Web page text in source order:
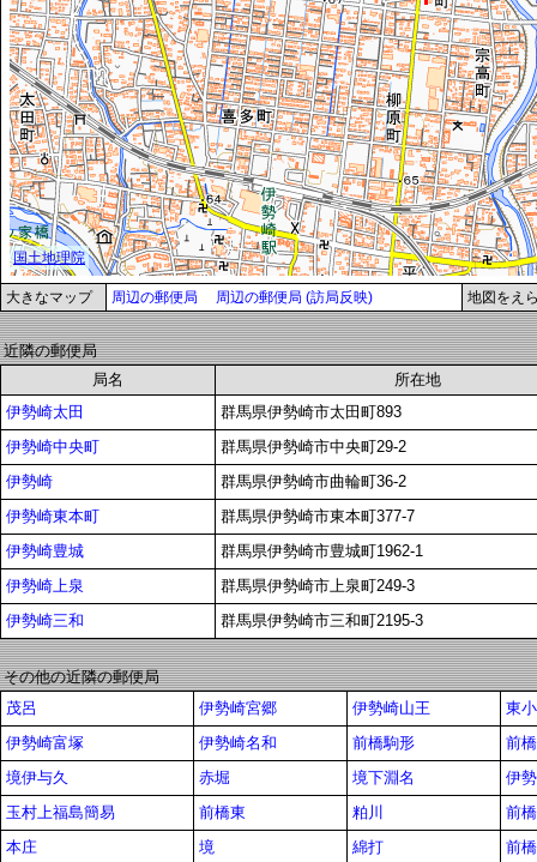
大きなマップ 周辺の郵便局 周辺の郵便局 (訪局反映) 地図をえ
近隣の郵便局
局名
所在地
伊勢崎太田
群馬県伊勢崎市太田町893
伊勢崎中央町
群馬県伊勢崎市中央町29-2
伊勢崎
群馬県伊勢崎市曲輪町36-2
伊勢崎東本町
群馬県伊勢崎市東本町377-7
伊勢崎豊城
群馬県伊勢崎市豊城町1962-1
伊勢崎上泉
群馬県伊勢崎市上泉町249-3
伊勢崎三和
群馬県伊勢崎市三和町2195-3
その他の近隣の郵便局
茂呂
伊勢崎宮郷 伊勢崎山王
東
伊勢崎富塚
伊勢崎名和 前橋駒形
前
境伊与久
赤堀 境下淵名
伊
玉村上福島簡易
前橋東 粕川
前
本庄
境 綿打
前